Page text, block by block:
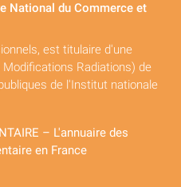
National du Commerce et
est titulaire d'une
Radiations) de
de l'Institut nationale
– L'annuaire des
en France